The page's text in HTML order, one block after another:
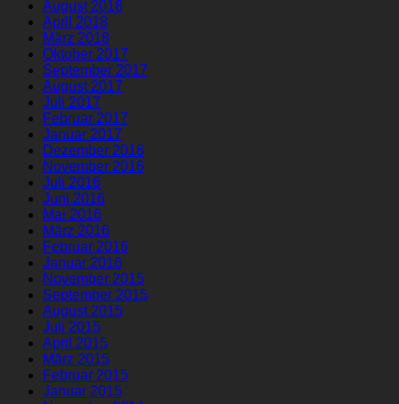
August 2018
April 2018
März 2018
Oktober 2017
September 2017
August 2017
Juli 2017
Februar 2017
Januar 2017
Dezember 2016
November 2016
Juli 2016
Juni 2016
Mai 2016
März 2016
Februar 2016
Januar 2016
November 2015
September 2015
August 2015
Juli 2015
April 2015
März 2015
Februar 2015
Januar 2015